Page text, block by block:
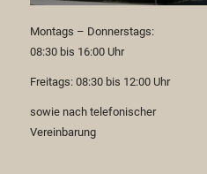
Montags – Donnerstags:
08:30 bis 16:00 Uhr
Freitags: 08:30 bis 12:00 Uhr
sowie nach telefonischer
Vereinbarung